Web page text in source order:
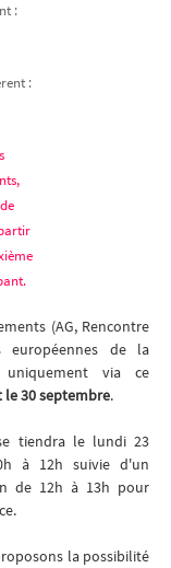
:
:
(AG, Rencontre
européennes de la
via ce
le 30 septembre.
tiendra le lundi 23
à 12h suivie d'un
de 12h à 13h pour
la possibilité